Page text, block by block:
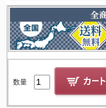
数量